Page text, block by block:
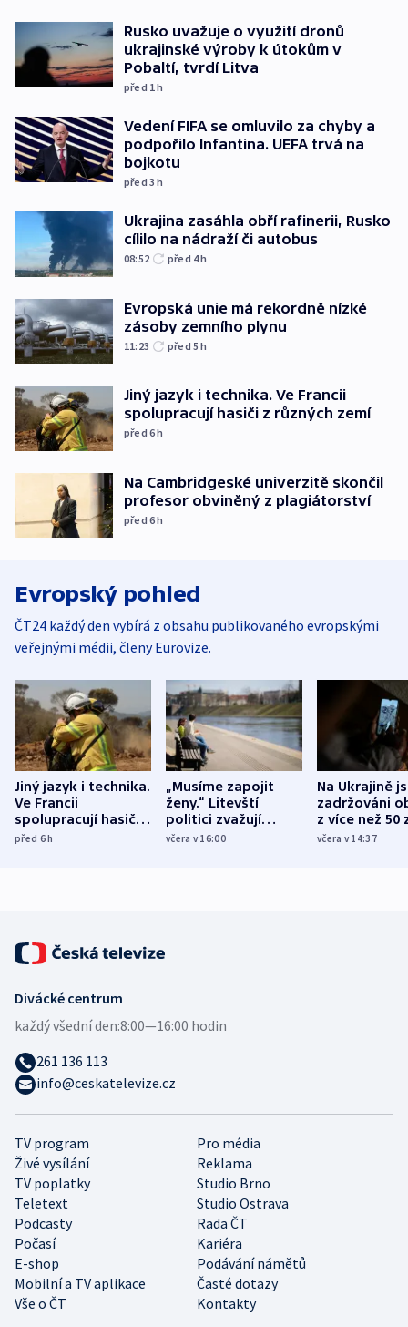
Rusko uvažuje o využití dronů
ukrajinské výroby k útokům v
Pobaltí, tvrdí Litva
před 1h
Vedení FIFA se omluvilo za chyby a
podpořilo Infantina. UEFA trvá na
bojkotu
před 3h
Ukrajina zasáhla obří rafinerii, Rusko
cílilo na nádraží či autobus
08:52 před 4h
Evropská unie má rekordně nízké
zásoby zemního plynu
11:23 před 5h
Jiný jazyk i technika. Ve Francii
spolupracují hasiči z různých zemí
před 6h
Na Cambridgeské univerzitě skončil
profesor obviněný z plagiátorství
před 6h
Evropský pohled
ČT24 každý den vybírá z obsahu publikovaného evropskými
veřejnými médii, členy Eurovize.
Jiný jazyk i technika.
Ve Francii
spolupracují hasiči z
různých zemí
před 6h
„Musíme zapojit
ženy.“ Litevští
politici zvažují
dohodu o
včera v 16:00
Na Ukrajině
zadržováni
z více než 50
Bojovali na
včera v 14:37
TV program
Pro média
Živé vysílání
Reklama
TV poplatky
Studio Brno
Teletext
Studio Ostrava
Podcasty
Rada ČT
Počasí
Kariéra
E-shop
Podávání námětů
Mobilní a TV aplikace
Časté dotazy
Vše o ČT
Kontakty
Divácké centrum
každý všední den:8:00—16:00 hodin
261 136 113
info@ceskatelevize.cz